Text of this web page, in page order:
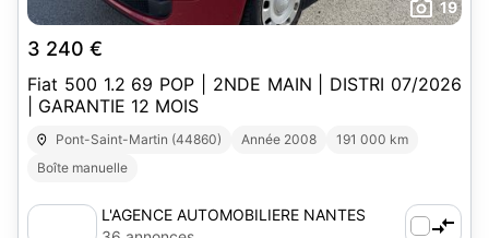
19
3 240 €
Fiat 500 1.2 69 POP | 2NDE MAIN | DISTRI 07/2026
| GARANTIE 12 MOIS
Pont-Saint-Martin (44860) Année 2008
191 000 km
Boîte manuelle
L'AGENCE AUTOMOBILIERE NANTES